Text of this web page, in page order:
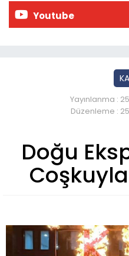
Youtube
Yayınlanma :
Düzenleme :
Doğu